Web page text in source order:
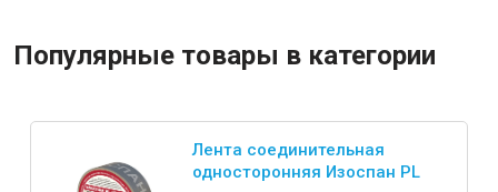
Популярные товары в категории
Лента соединительная
односторонняя Изоспан PL